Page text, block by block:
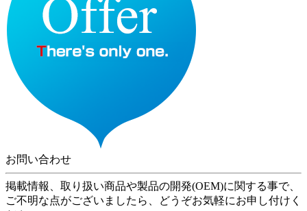
お問い合わせ
掲載情報、取り扱い商品や製品の開発(OEM)に関する事で、
ご不明な点がございましたら、どうぞお気軽にお申し付けく